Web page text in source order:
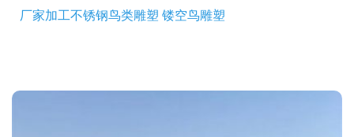
厂家加工不锈钢鸟类雕塑 镂空鸟雕塑